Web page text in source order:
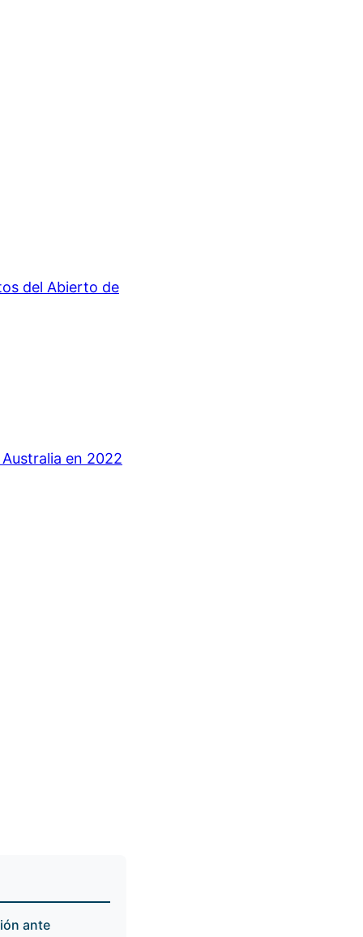
del Abierto de
en 2022
ante